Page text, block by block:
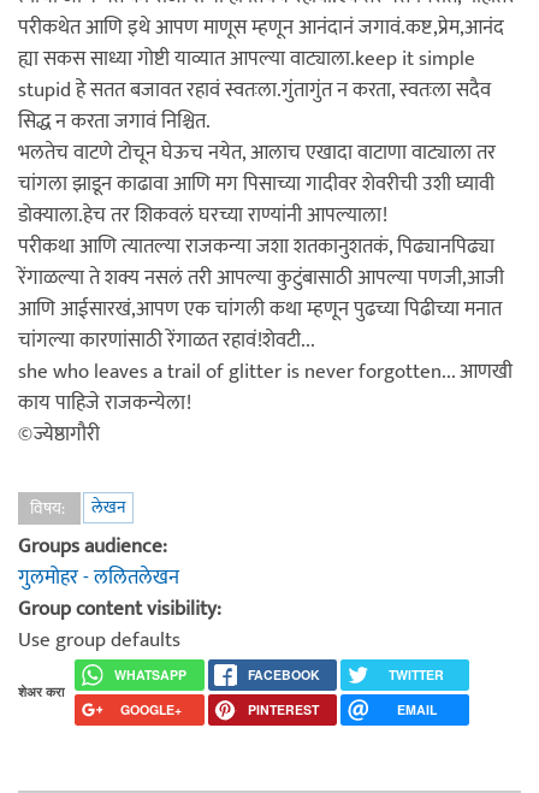
परीकथेत आणि इथे आपण माणूस म्हणून आनंदानं जगावं.कष्ट,प्रेम,आनंद
ह्या सकस साध्या गोष्टी याव्यात आपल्या वाट्याला.keep it simple
stupid हे सतत बजावत रहावं स्वतःला.गुंतागुंत न करता, स्वतःला सदैव
सिद्ध न करता जगावं निश्चित.
भलतेच वाटणे टोचून घेऊच नयेत, आलाच एखादा वाटाणा वाट्याला तर
चांगला झाडून काढावा आणि मग पिसाच्या गादीवर शेवरीची उशी घ्यावी
डोक्याला.हेच तर शिकवलं घरच्या राण्यांनी आपल्याला!
परीकथा आणि त्यातल्या राजकन्या जशा शतकानुशतकं, पिढ्यानपिढ्या
रेंगाळल्या ते शक्य नसलं तरी आपल्या कुटुंबासाठी आपल्या पणजी,आजी
आणि आईसारखं,आपण एक चांगली कथा म्हणून पुढच्या पिढीच्या मनात
चांगल्या कारणांसाठी रेंगाळत रहावं!शेवटी...
she who leaves a trail of glitter is never forgotten... आणखी
काय पाहिजे राजकन्येला!
©ज्येष्ठागौरी
विषय: लेखन
Groups audience:
गुलमोहर - ललितलेखन
Group content visibility:
Use group defaults
शेअर करा
WHATSAPP FACEBOOK
TWITTER
GOOGLE+
PINTEREST EMAIL